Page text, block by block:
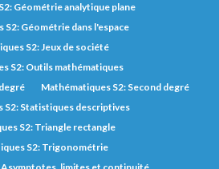
Géométrie analytique plane
S2: Géométrie dans l'espace
S2: Jeux de société
S2: Outils mathématiques
Mathématiques S2: Second degré
S2: Statistiques descriptives
S2: Triangle rectangle
S2: Trigonométrie